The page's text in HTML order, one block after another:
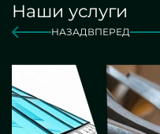
Наши услуги
НАЗАДВПЕРЕД